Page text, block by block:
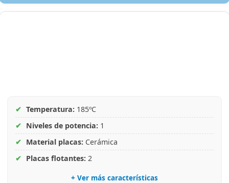
✔ Temperatura: 185ºC
✔ Niveles de potencia: 1
✔ Material placas: Cerámica
✔ Placas flotantes: 2
+ Ver más características